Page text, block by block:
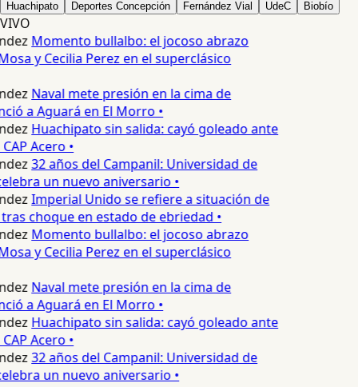
Huachipato Deportes Concepción Fernández Vial UdeC Biobío
VIVO
Momento bullalbo: el jocoso abrazo
y Cecilia Perez en el superclásico
Naval mete presión en la cima de
a Aguará en El Morro •
Huachipato sin salida: cayó goleado ante
Acero •
32 años del Campanil: Universidad de
un nuevo aniversario •
Imperial Unido se refiere a situación de
choque en estado de ebriedad •
Momento bullalbo: el jocoso abrazo
y Cecilia Perez en el superclásico
Naval mete presión en la cima de
a Aguará en El Morro •
Huachipato sin salida: cayó goleado ante
Acero •
32 años del Campanil: Universidad de
un nuevo aniversario •